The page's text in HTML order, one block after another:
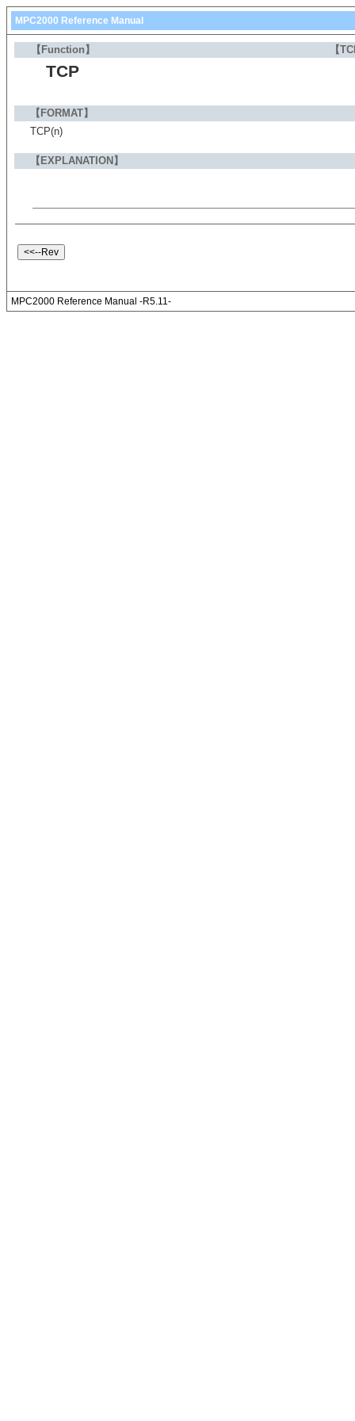
MPC2000 Reference Manual
【Function】 【
TCP
【FORMAT】
TCP(n)
【EXPLANATION】
MPC2000 Reference Manual -R5.11-